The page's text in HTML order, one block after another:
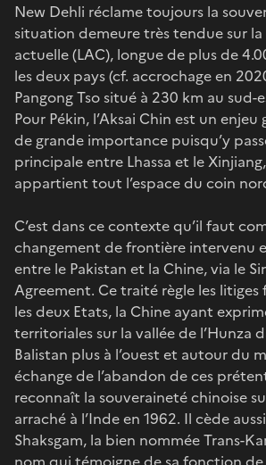
New Dehli réclame toujours la
situation demeure très tendue sur
actuelle (LAC), longue de plus de
les deux pays (cf. accrochage en
Pangong Tso situé à 230 km au sud-
Pour Pékin, l’Aksai Chin est un
de grande importance puisqu’y
principale entre Lhassa et le
appartient tout l’espace du coin
C’est dans ce contexte qu’il faut
changement de frontière intervenu
entre le Pakistan et la Chine, via le
Agreement. Ce traité règle les
les deux Etats, la Chine ayant
territoriales sur la vallée de l’Hunza
Balistan plus à l’ouest et autour du
échange de l’abandon de ces
reconnaît la souveraineté chinoise
arraché à l’Inde en 1962. Il cède
Shaksgam, la bien nommée Trans-